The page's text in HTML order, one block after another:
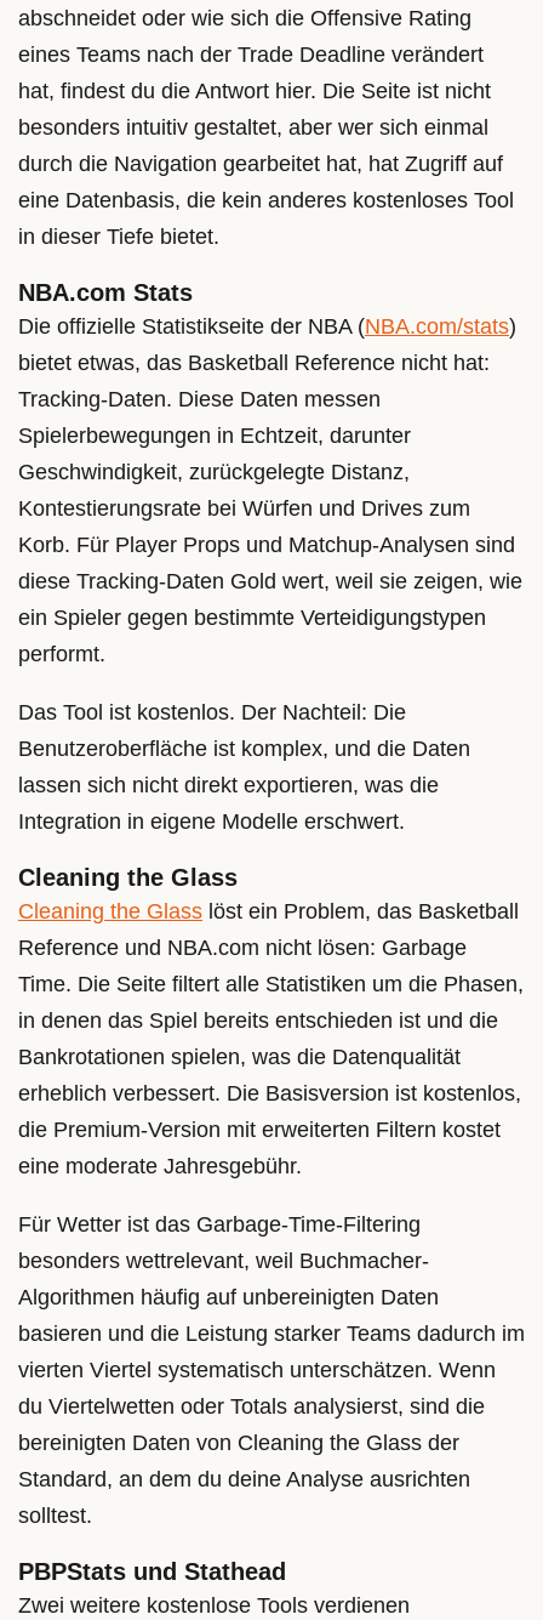
abschneidet oder wie sich die Offensive Rating
eines Teams nach der Trade Deadline verändert
hat, findest du die Antwort hier. Die Seite ist nicht
besonders intuitiv gestaltet, aber wer sich einmal
durch die Navigation gearbeitet hat, hat Zugriff auf
eine Datenbasis, die kein anderes kostenloses Tool
in dieser Tiefe bietet.
NBA.com Stats
Die offizielle Statistikseite der NBA (NBA.com/stats)
bietet etwas, das Basketball Reference nicht hat:
Tracking-Daten. Diese Daten messen
Spielerbewegungen in Echtzeit, darunter
Geschwindigkeit, zurückgelegte Distanz,
Kontestierungsrate bei Würfen und Drives zum
Korb. Für Player Props und Matchup-Analysen sind
diese Tracking-Daten Gold wert, weil sie zeigen, wie
ein Spieler gegen bestimmte Verteidigungstypen
performt.
Das Tool ist kostenlos. Der Nachteil: Die
Benutzeroberfläche ist komplex, und die Daten
lassen sich nicht direkt exportieren, was die
Integration in eigene Modelle erschwert.
Cleaning the Glass
Cleaning the Glass löst ein Problem, das Basketball
Reference und NBA.com nicht lösen: Garbage
Time. Die Seite filtert alle Statistiken um die Phasen,
in denen das Spiel bereits entschieden ist und die
Bankrotationen spielen, was die Datenqualität
erheblich verbessert. Die Basisversion ist kostenlos,
die Premium-Version mit erweiterten Filtern kostet
eine moderate Jahresgebühr.
Für Wetter ist das Garbage-Time-Filtering
besonders wettrelevant, weil Buchmacher-
Algorithmen häufig auf unbereinigten Daten
basieren und die Leistung starker Teams dadurch im
vierten Viertel systematisch unterschätzen. Wenn
du Viertelwetten oder Totals analysierst, sind die
bereinigten Daten von Cleaning the Glass der
Standard, an dem du deine Analyse ausrichten
solltest.
PBPStats und Stathead
Zwei weitere kostenlose Tools verdienen